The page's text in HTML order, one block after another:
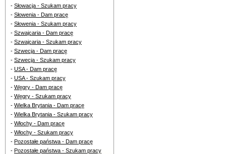
- Słowacja - Szukam pracy
- Słowenia - Dam pracę
- Słowenia - Szukam pracy
- Szwajcaria - Dam pracę
- Szwajcaria - Szukam pracy
- Szwecja - Dam pracę
- Szwecja - Szukam pracy
- USA - Dam pracę
- USA - Szukam pracy
- Węgry - Dam pracę
- Węgry - Szukam pracy
- Wielka Brytania - Dam pracę
- Wielka Brytania - Szukam pracy
- Włochy - Dam pracę
- Włochy - Szukam pracy
- Pozostałe państwa - Dam pracę
- Pozostałe państwa - Szukam pracy